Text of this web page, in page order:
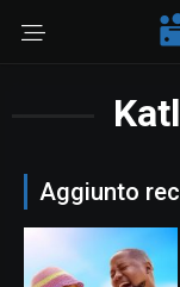
Aggiunto